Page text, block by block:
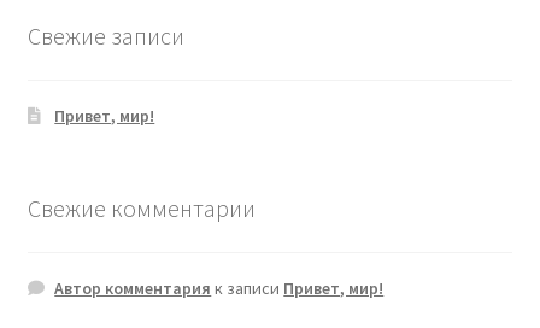
Свежие записи
Привет, мир!
Свежие комментарии
Автор комментария к записи Привет, мир!